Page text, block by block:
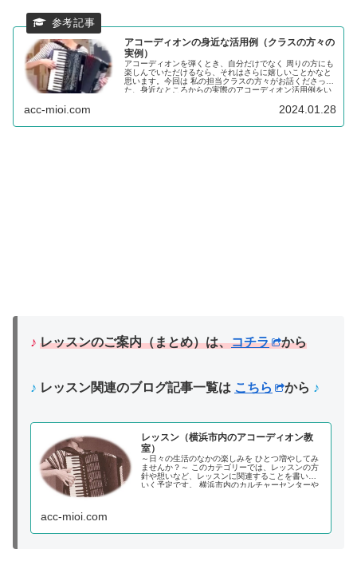
アコーディオンの身近な活用例（クラスの方々の
実例）
アコーディオンを弾くとき、自分だけでなく 周りの方にも
楽しんでいただけるなら、それはさらに嬉しいことかなと
思います。今回は 私の担当クラスの方々がお話くださっ
た、身近なところからの実際のアコーディオン活用例をい
とで、個人で楽しむのとはまた異なる楽しさもあります。
acc-mioi.com 2024.01.28
♪ レッスンのご案内（まとめ）は、コチラ から
♪ レッスン関連のブログ記事一覧は こちら から ♪
レッスン（横浜市内のアコーディオン教
室）
～日々の生活のなかの楽しみを ひとつ増やしてみ
ませんか？～ このカテゴリーでは、レッスンの方
針や想いなど、レッスンに関連することを書いて
いく予定です。 横浜市内のカルチャーセンターや
acc-mioi.com